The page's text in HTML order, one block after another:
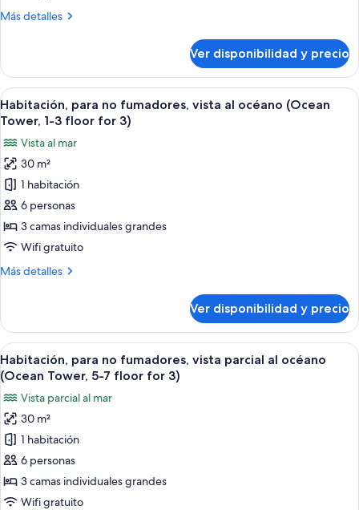
al
Tower,
1-
3
floor)
Más detalles
Más
para
no
fumadores,
vista
océano
(Ocean
Tower,
1-
3
Ver disponibilidad y precio
Ver
todas
fotos
de
Habitación,
para
no
fumadores,
al
Tower,
1-
3
floor
for
3)
Caja de seguridad en la habitación y
3
Habitación, para no fumadores, vista al océano (Ocean
Tower, 1-3 floor for 3)
Vista al mar
30 m²
1 habitación
6 personas
3 camas individuales grandes
Wifi gratuito
Más detalles
Más
para
no
fumadores,
vista
al
océano
(Ocean
Tower,
1-
3
for
3)
Ver disponibilidad y precio
Ver
todas
las
fotos
de
Habitación,
para
no
fumadores,
Habitación de hotel con dos camas,
3
Habitación, para no fumadores, vista parcial al océano
(Ocean Tower, 5-7 floor for 3)
Vista parcial al mar
30 m²
1 habitación
6 personas
3 camas individuales grandes
Wifi gratuito